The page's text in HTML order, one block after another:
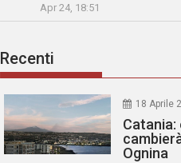
Apr 24, 18:51
Recenti
18 Aprile
Ognina